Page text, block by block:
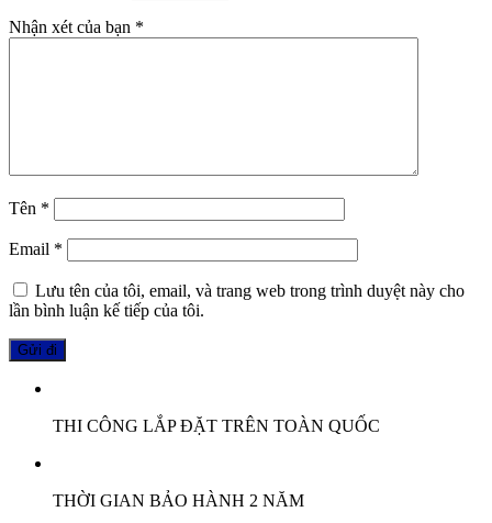
Nhận xét của bạn *
Tên *
Email *
Lưu tên của tôi, email, và trang web trong trình duyệt này cho
lần bình luận kế tiếp của tôi.
THI CÔNG LẮP ĐẶT TRÊN TOÀN QUỐC
THỜI GIAN BẢO HÀNH 2 NĂM